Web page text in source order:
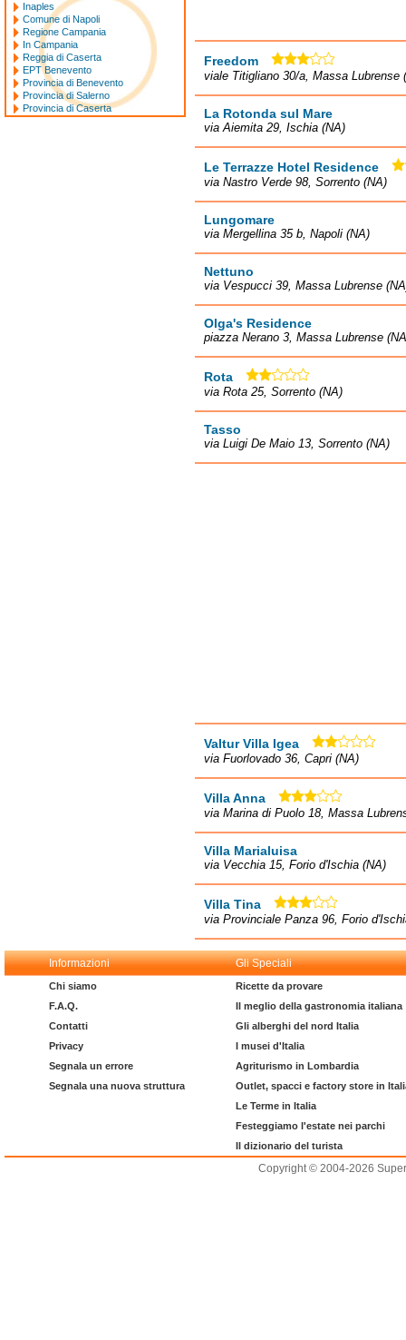
Freedom
viale Titigliano 30/a, Massa Lubrense
La Rotonda sul Mare
via Aiemita 29, Ischia (NA)
Le Terrazze Hotel Residence
via Nastro Verde 98, Sorrento (NA)
Lungomare
via Mergellina 35 b, Napoli (NA)
Nettuno
via Vespucci 39, Massa Lubrense
Olga's Residence
piazza Nerano 3, Massa Lubrense
Rota
via Rota 25, Sorrento (NA)
Tasso
via Luigi De Maio 13, Sorrento (NA)
Valtur Villa Igea
via Fuorlovado 36, Capri (NA)
Villa Anna
via Marina di Puolo 18, Massa
Villa Marialuisa
via Vecchia 15, Forio d'Ischia (NA)
Villa Tina
via Provinciale Panza 96, Forio
Inaples
Comune di Napoli
Regione Campania
In Campania
Reggia di Caserta
EPT Benevento
Provincia di Benevento
Provincia di Salerno
Provincia di Caserta
Informazioni Gli Speciali
Chi siamo
F.A.Q.
Contatti
Privacy
Segnala un errore
Segnala una nuova struttura
Ricette da provare
Il meglio della gastronomia italiana
Gli alberghi del nord Italia
I musei d'Italia
Agriturismo in Lombardia
Outlet, spacci e factory store in
Le Terme in Italia
Festeggiamo l'estate nei parchi
Il dizionario del turista
Copyright © 2004-2026